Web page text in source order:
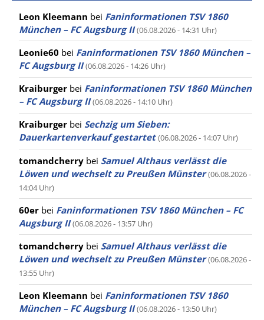
Leon Kleemann bei Faninformationen TSV 1860
München – FC Augsburg II (06.08.2026 - 14:31 Uhr)
Leonie60 bei Faninformationen TSV 1860 München –
FC Augsburg II (06.08.2026 - 14:26 Uhr)
Kraiburger bei Faninformationen TSV 1860 München
– FC Augsburg II (06.08.2026 - 14:10 Uhr)
Kraiburger bei Sechzig um Sieben:
Dauerkartenverkauf gestartet (06.08.2026 - 14:07 Uhr)
tomandcherry bei Samuel Althaus verlässt die
Löwen und wechselt zu Preußen Münster (06.08.2026 -
14:04 Uhr)
60er bei Faninformationen TSV 1860 München – FC
Augsburg II (06.08.2026 - 13:57 Uhr)
tomandcherry bei Samuel Althaus verlässt die
Löwen und wechselt zu Preußen Münster (06.08.2026 -
13:55 Uhr)
Leon Kleemann bei Faninformationen TSV 1860
München – FC Augsburg II (06.08.2026 - 13:50 Uhr)